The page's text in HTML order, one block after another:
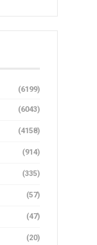
(6199)
(6043)
(4158)
(914)
(335)
(57)
(47)
(20)